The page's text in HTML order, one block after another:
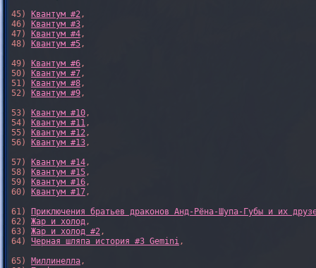
45)
Квантум #2,
46)
Квантум #3,
47)
Квантум #4,
48)
Квантум #5,
49)
Квантум #6,
50)
Квантум #7,
51)
Квантум #8,
52)
Квантум #9,
53)
Квантум #10,
54)
Квантум #11,
55)
Квантум #12,
56)
Квантум #13,
57)
Квантум #14,
58)
Квантум #15,
59)
Квантум #16,
60)
Квантум #17,
61)
Приключения братьев драконов Анд-Рёна-Шупа-Губы и их
62) Жар и холод,
63) Жар и холод #2,
64) Черная шляпа история #3 Gemini,
65) Миллинелла,